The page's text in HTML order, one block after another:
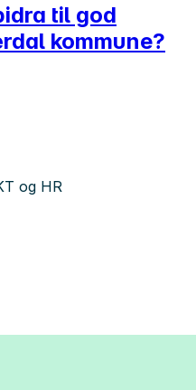
til god
kommune?
og HR